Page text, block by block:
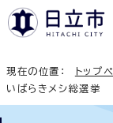
現在の位置： トップ
いばらきメシ総選挙